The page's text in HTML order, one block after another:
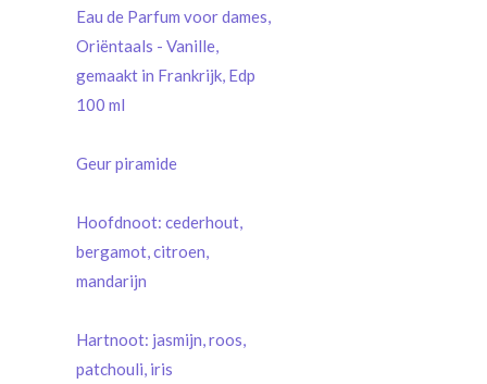
Eau de Parfum voor dames,
Oriëntaals - Vanille,
gemaakt in Frankrijk, Edp
100 ml
Geur piramide
Hoofdnoot: cederhout,
bergamot, citroen,
mandarijn
Hartnoot: jasmijn, roos,
patchouli, iris